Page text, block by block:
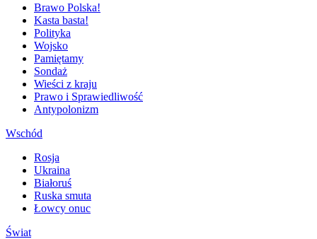
Brawo Polska!
Kasta basta!
Polityka
Wojsko
Pamiętamy
Sondaż
Wieści z kraju
Prawo i Sprawiedliwość
Antypolonizm
Wschód
Rosja
Ukraina
Białoruś
Ruska smuta
Łowcy onuc
Świat